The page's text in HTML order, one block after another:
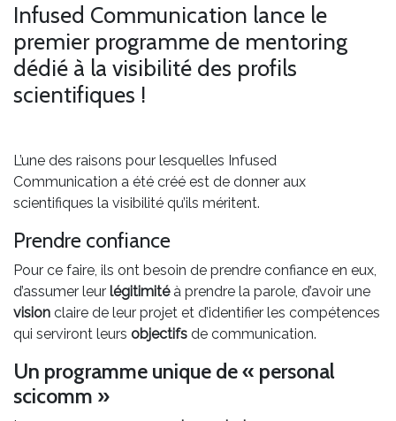
Infused Communication lance le
premier programme de mentoring
dédié à la visibilité des profils
scientifiques !
L’une des raisons pour lesquelles Infused
Communication a été créé est de donner aux
scientifiques la visibilité qu’ils méritent.
Prendre confiance
Pour ce faire, ils ont besoin de prendre confiance en eux,
d’assumer leur légitimitéà prendre la parole, d’avoir une
vision claire de leur projet et d’identifier les compétences
qui serviront leurs objectifs de communication.
Un programme unique de « personal
scicomm »